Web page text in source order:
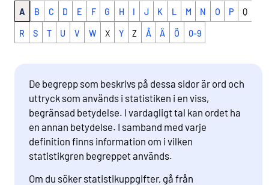
A B C D E F G H I J K L M N O P Q
R S T U V W X Y Z Å Ä Ö 0-9
De begrepp som beskrivs på dessa sidor är ord och
uttryck som används i statistiken i en viss,
begränsad betydelse. I vardagligt tal kan ordet ha
en annan betydelse. I samband med varje
definition finns information om i vilken
statistikgren begreppet används.
Om du söker statistikuppgifter, gå från